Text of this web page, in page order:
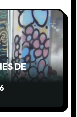
DE